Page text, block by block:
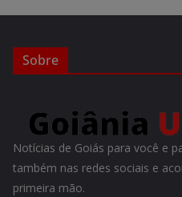
Sobre
Notícias de Goiás para você e
também nas redes sociais e
primeira mão.